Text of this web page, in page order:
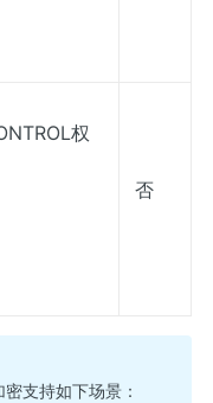
权
否
支持如下场景：